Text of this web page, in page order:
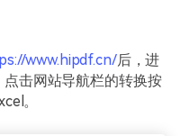
www.hipdf.cn/后，进
击网站导航栏的转换按
。